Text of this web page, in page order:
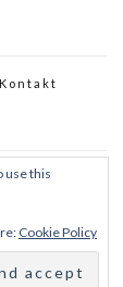
Kontakt
use this
Cookie Policy